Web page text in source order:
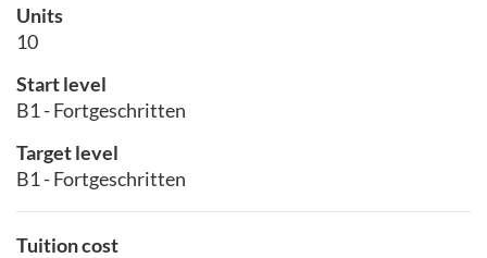
Units
10
Start level
B1 - Fortgeschritten
Target level
B1 - Fortgeschritten
Tuition cost